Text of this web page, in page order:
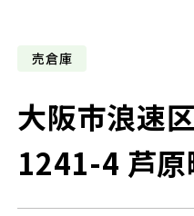
売倉庫
大阪市浪速
1241-4 芦